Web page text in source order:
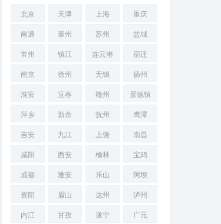
北京 天津 上海
重庆
南通
泰州 苏州
盐城
常州
镇江 连云港
宿迁
南京
徐州 无锡
扬州
淮安
宜春 赣州
景德镇
萍乡
新余 抚州
鹰潭
吉安
九江 上饶
南昌
咸阳
西安 榆林
宝鸡
成都
雅安 乐山
阿坝
资阳
眉山 达州
泸州
内江
甘孜 遂宁
广元